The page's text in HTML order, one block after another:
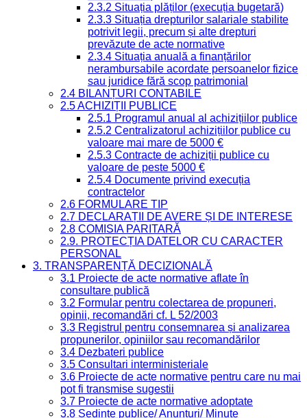
2.3.2 Situația plăților (execuția bugetară)
2.3.3 Situația drepturilor salariale stabilite
potrivit legii, precum și alte drepturi
prevăzute de acte normative
2.3.4 Situația anuală a finanțărilor
nerambursabile acordate persoanelor fizice
sau juridice fără scop patrimonial
2.4 BILANȚURI CONTABILE
2.5 ACHIZIȚII PUBLICE
2.5.1 Programul anual al achizițiilor publice
2.5.2 Centralizatorul achizițiilor publice cu
valoare mai mare de 5000 €
2.5.3 Contracte de achiziții publice cu
valoare de peste 5000 €
2.5.4 Documente privind execuția
contractelor
2.6 FORMULARE TIP
2.7 DECLARAȚII DE AVERE ȘI DE INTERESE
2.8 COMISIA PARITARĂ
2.9. PROTECȚIA DATELOR CU CARACTER
PERSONAL
3. TRANSPARENȚĂ DECIZIONALĂ
3.1 Proiecte de acte normative aflate în
consultare publică
3.2 Formular pentru colectarea de propuneri,
opinii, recomandări cf. L 52/2003
3.3 Registrul pentru consemnarea și analizarea
propunerilor, opiniilor sau recomandărilor
3.4 Dezbateri publice
3.5 Consultari interministeriale
3.6 Proiecte de acte normative pentru care nu mai
pot fi transmise sugestii
3.7 Proiecte de acte normative adoptate
3.8 Ședințe publice/ Anunțuri/ Minute